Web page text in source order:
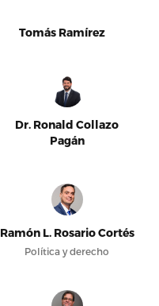
Tomás Ramírez
Dr. Ronald Collazo
Pagán
Ramón L. Rosario Cortés
Política y derecho